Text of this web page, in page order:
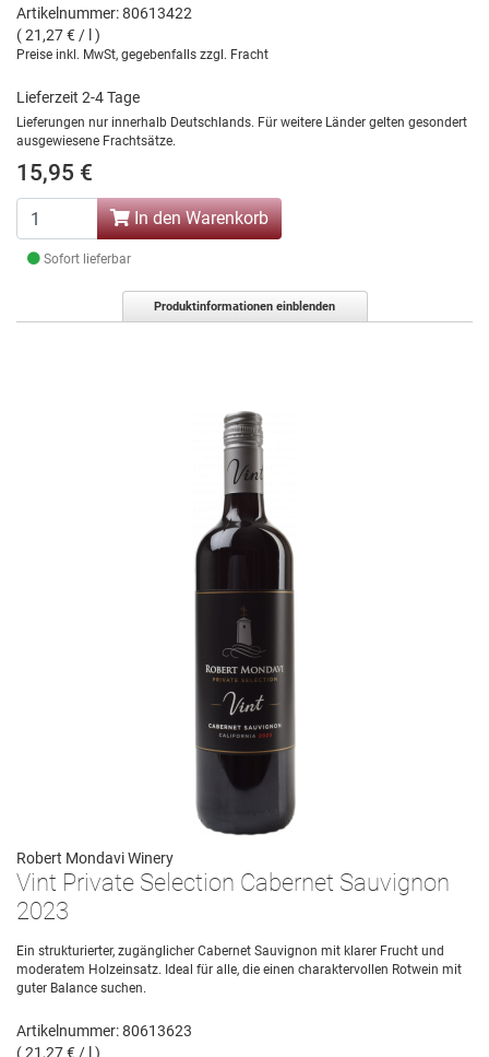
Artikelnummer: 80613422
( 21,27 € / l )
Preise inkl. MwSt, gegebenfalls zzgl. Fracht
Lieferzeit 2-4 Tage
Lieferungen nur innerhalb Deutschlands. Für weitere Länder gelten gesondert
ausgewiesene Frachtsätze.
15,95 €
In den Warenkorb
Sofort lieferbar
Produktinformationen einblenden
Robert Mondavi Winery
Vint Private Selection Cabernet Sauvignon
2023
Ein strukturierter, zugänglicher Cabernet Sauvignon mit klarer Frucht und
moderatem Holzeinsatz. Ideal für alle, die einen charaktervollen Rotwein mit
guter Balance suchen.
Artikelnummer: 80613623
( 21,27 € / l )